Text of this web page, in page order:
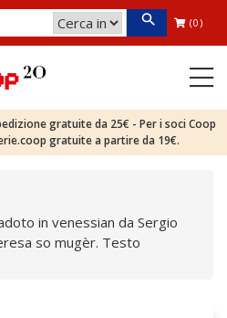
(0)
gratuite da 25€ - Per i soci Coop
gratuite a partire da 19€.
in venessian da Sergio
so mugèr. Testo